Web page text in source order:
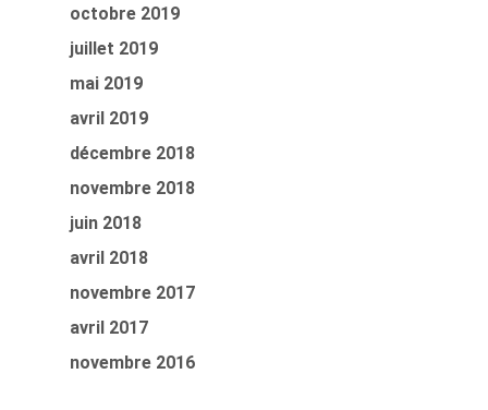
octobre 2019
juillet 2019
mai 2019
avril 2019
décembre 2018
novembre 2018
juin 2018
avril 2018
novembre 2017
avril 2017
novembre 2016